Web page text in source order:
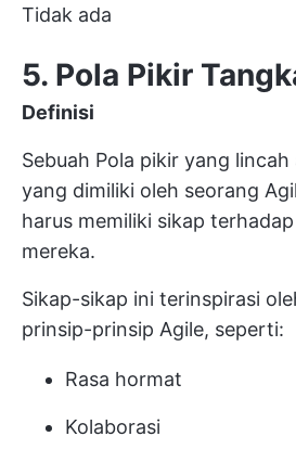
Tidak ada
5. Pola Pikir
Definisi
Sebuah Pola pikir yang lincah
yang dimiliki oleh seorang
harus memiliki sikap
mereka.
Sikap-sikap ini terinspirasi
prinsip-prinsip Agile, seperti:
Rasa hormat
Kolaborasi